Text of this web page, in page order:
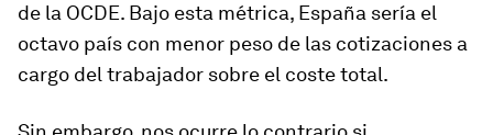
de la OCDE. Bajo esta métrica, España sería el
octavo país con menor peso de las cotizaciones a
cargo del trabajador sobre el coste total.